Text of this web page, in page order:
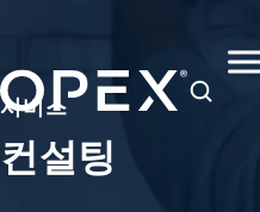
서비스
컨설팅